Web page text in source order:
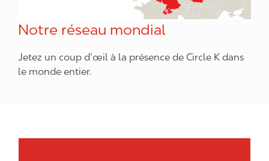
Notre réseau mondial
Jetez un coup d’œil à la présence de Circle K dans
le monde entier.